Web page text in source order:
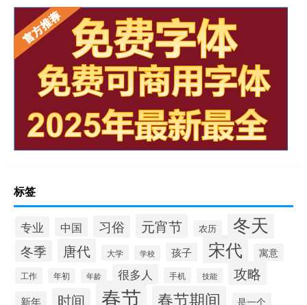
标签
专业 中国 习俗 元宵节 农历 冬天
冬季 唐代 大学 学校 孩子 宋代 寓意
工作 年初 年龄 很多人 手机 技能 攻略
新年 时间 春节 春节期间 是一个